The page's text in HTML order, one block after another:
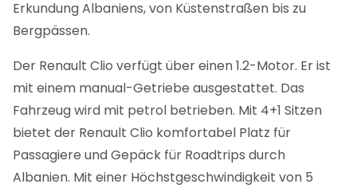
Erkundung Albaniens, von Küstenstraßen bis zu
Bergpässen.
Der Renault Clio verfügt über einen 1.2-Motor. Er ist
mit einem manual-Getriebe ausgestattet. Das
Fahrzeug wird mit petrol betrieben. Mit 4+1 Sitzen
bietet der Renault Clio komfortabel Platz für
Passagiere und Gepäck für Roadtrips durch
Albanien. Mit einer Höchstgeschwindigkeit von 5